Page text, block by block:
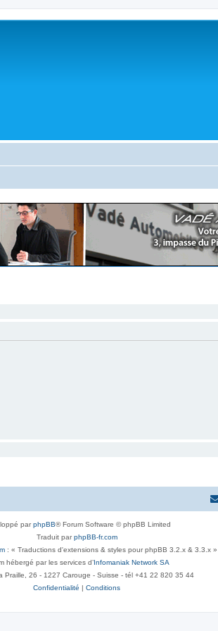
parphpBB® Forum Software © phpBB Limited
Traduit parphpBB-fr.com
: « Traductions d'extensions & styles pour phpBB 3.2.x & 3.3.x »
hébergé par les services d’Infomaniak Network SA
Praille, 26 - 1227 Carouge - Suisse - tél +41 22 820 35 44
Confidentialité | Conditions